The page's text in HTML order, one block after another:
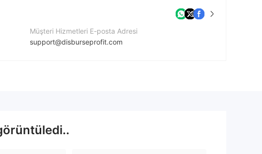
Müşteri Hizmetleri E-posta Adresi
support@disburseprofit.com